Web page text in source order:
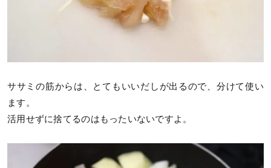
ササミの筋からは、とてもいいだしが出るので、分けて使い
ます。
活用せずに捨てるのはもったいないですよ。